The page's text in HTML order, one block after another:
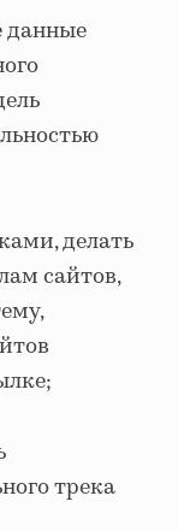
данные
делать
сайтов,
трека